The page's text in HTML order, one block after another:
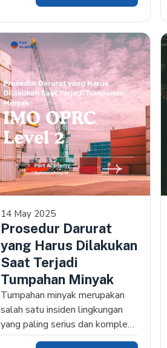
14 May 2025
Prosedur Darurat
yang Harus Dilakukan
Saat Terjadi
Tumpahan Minyak
Tumpahan minyak merupakan
salah satu insiden lingkungan
yang paling serius dan kompleks
untuk ditangani. Tidak…